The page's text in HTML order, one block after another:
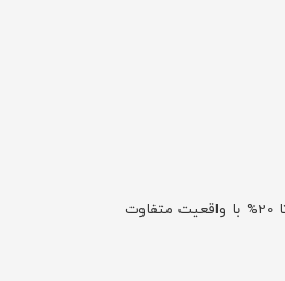
با توجه به تفاوت نمایش رنگ‌ها در صفحه نمایش دستگاه‌های مختلف، رنگ محصولات در تصویر تا 20% با واقعیت متفاوت